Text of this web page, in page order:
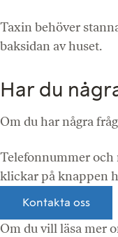
Taxin behöver
baksidan av huset.
Har du
Om du har några
Telefonnummer och
klickar på knappen
Kontakta oss
Om du vill läsa mer